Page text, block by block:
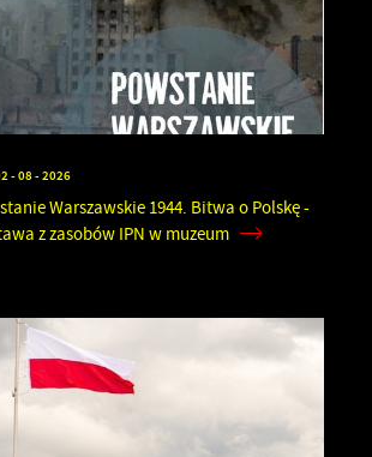
- 08 - 2026
Warszawskie 1944. Bitwa o Polskę -
z zasobów IPN w muzeum